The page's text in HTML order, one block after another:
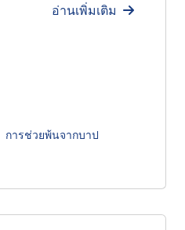
อ่านเพิ่มเติม
การช่วยพ้นจากบาป